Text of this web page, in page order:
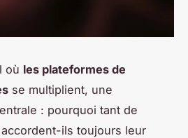
où les plateformes de
se multiplient, une
: pourquoi tant de
ils toujours leur